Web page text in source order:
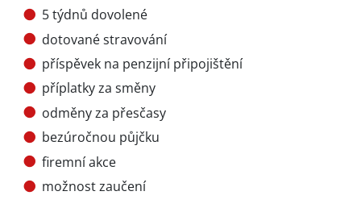
5 týdnů dovolené
dotované stravování
příspěvek na penzijní připojištění
příplatky za směny
odměny za přesčasy
bezúročnou půjčku
firemní akce
možnost zaučení